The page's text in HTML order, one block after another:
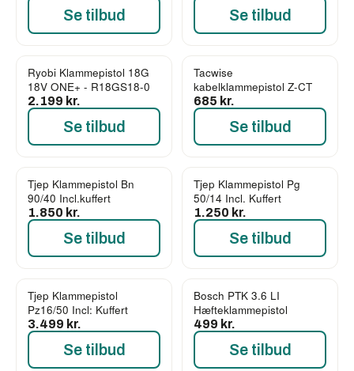
Se tilbud Se tilbud
Ryobi Klammepistol 18G
18V ONE+ - R18GS18-0
2.199 kr.
Se tilbud
Tacwise
kabelklammepistol Z-CT
685 kr.
Se tilbud
Tjep Klammepistol Bn
90/40 Incl.kuffert
1.850 kr.
Se tilbud
Tjep Klammepistol Pg
50/14 Incl. Kuffert
1.250 kr.
Se tilbud
Tjep Klammepistol
Pz16/50 Incl: Kuffert
3.499 kr.
Se tilbud
Bosch PTK 3.6 LI
Hæfteklammepistol
499 kr.
Se tilbud